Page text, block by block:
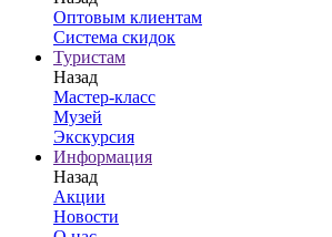
Оптовым клиентам
Система скидок
Туристам
Назад
Мастер-класс
Музей
Экскурсия
Информация
Назад
Акции
Новости